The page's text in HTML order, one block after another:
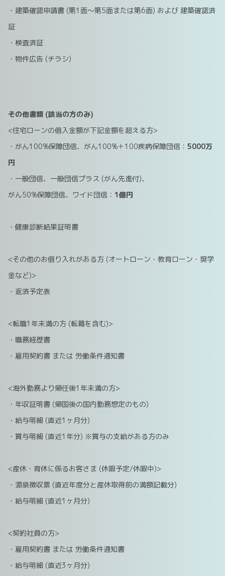
・建築確認申請書 (第1面～第5面または第6面) および 建築確認済
証
・検査済証
・物件広告 (チラシ)
その他書類 (該当の方のみ)
<住宅ローンの借入金額が下記金額を超える方>
・がん100%保障団信、がん100%＋100疾病保障団信： 5000万
円
・一般団信、一般団信プラス (がん先進付)、
がん50%保障団信、ワイド団信： 1億円
・健康診断結果証明書
<その他のお借り入れがある方 (オートローン・教育ローン・奨学
金など)>
・返済予定表
<転職1年未満の方 (転籍を含む)>
・職務経歴書
・雇用契約書 または 労働条件通知書
<海外勤務より帰任後1年未満の方>
・年収証明書 (帰国後の国内勤務想定のもの)
・給与明細 (直近1ヶ月分)
・賞与明細 (直近1年分) ※賞与の支給がある方のみ
<産休・育休に係るお客さま (休暇予定/休暇中)>
・源泉徴収票 (直近年度分と産休取得前の満額記載分)
・給与明細 (直近1ヶ月分)
<契約社員の方>
・雇用契約書 または 労働条件通知書
・給与明細 (直近3ヶ月分)